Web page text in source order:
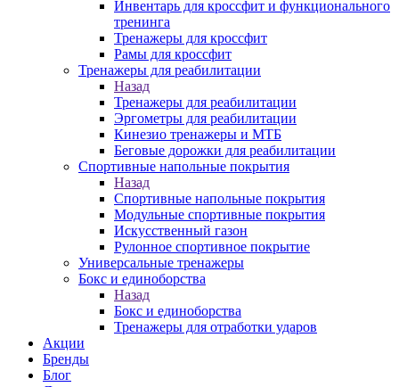
Инвентарь для кроссфит и функционального
тренинга
Тренажеры для кроссфит
Рамы для кроссфит
Тренажеры для реабилитации
Назад
Тренажеры для реабилитации
Эргометры для реабилитации
Кинезио тренажеры и МТБ
Беговые дорожки для реабилитации
Спортивные напольные покрытия
Назад
Спортивные напольные покрытия
Модульные спортивные покрытия
Искусственный газон
Рулонное спортивное покрытие
Универсальные тренажеры
Бокс и единоборства
Назад
Бокс и единоборства
Тренажеры для отработки ударов
Акции
Бренды
Блог